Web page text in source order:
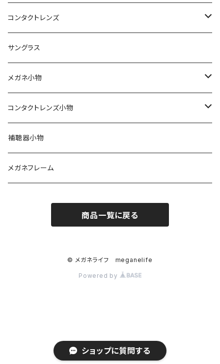
ショップに質問する
レディース
軽量フレーム
Silhouette（シルエット）
Line Art（ラインアート）
TITANOS（チタノス）
Darwinr（ダーウィン）
Farben（ファルベン）
Ray-Ban （レイバン）
Round（ラウンド）
コンタクトレンズ
定期便
ワンデー
2ウィーク
ハードコンタクト
カラーコンタクト
サングラス
メガネ小物
期間限定！セリートとプレゼント用袋付き
スカッシー
花粉症対策
コンタクトレンズ小物
ハードコンタクトレンズ用
ソフトコンタクトレンズ用
補聴器小物
メガネフレーム
商品一覧に戻る
© メガネライフ meganelife
Powered by